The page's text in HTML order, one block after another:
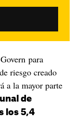
para
riesgo creado
a la mayor parte
de
los 5,4